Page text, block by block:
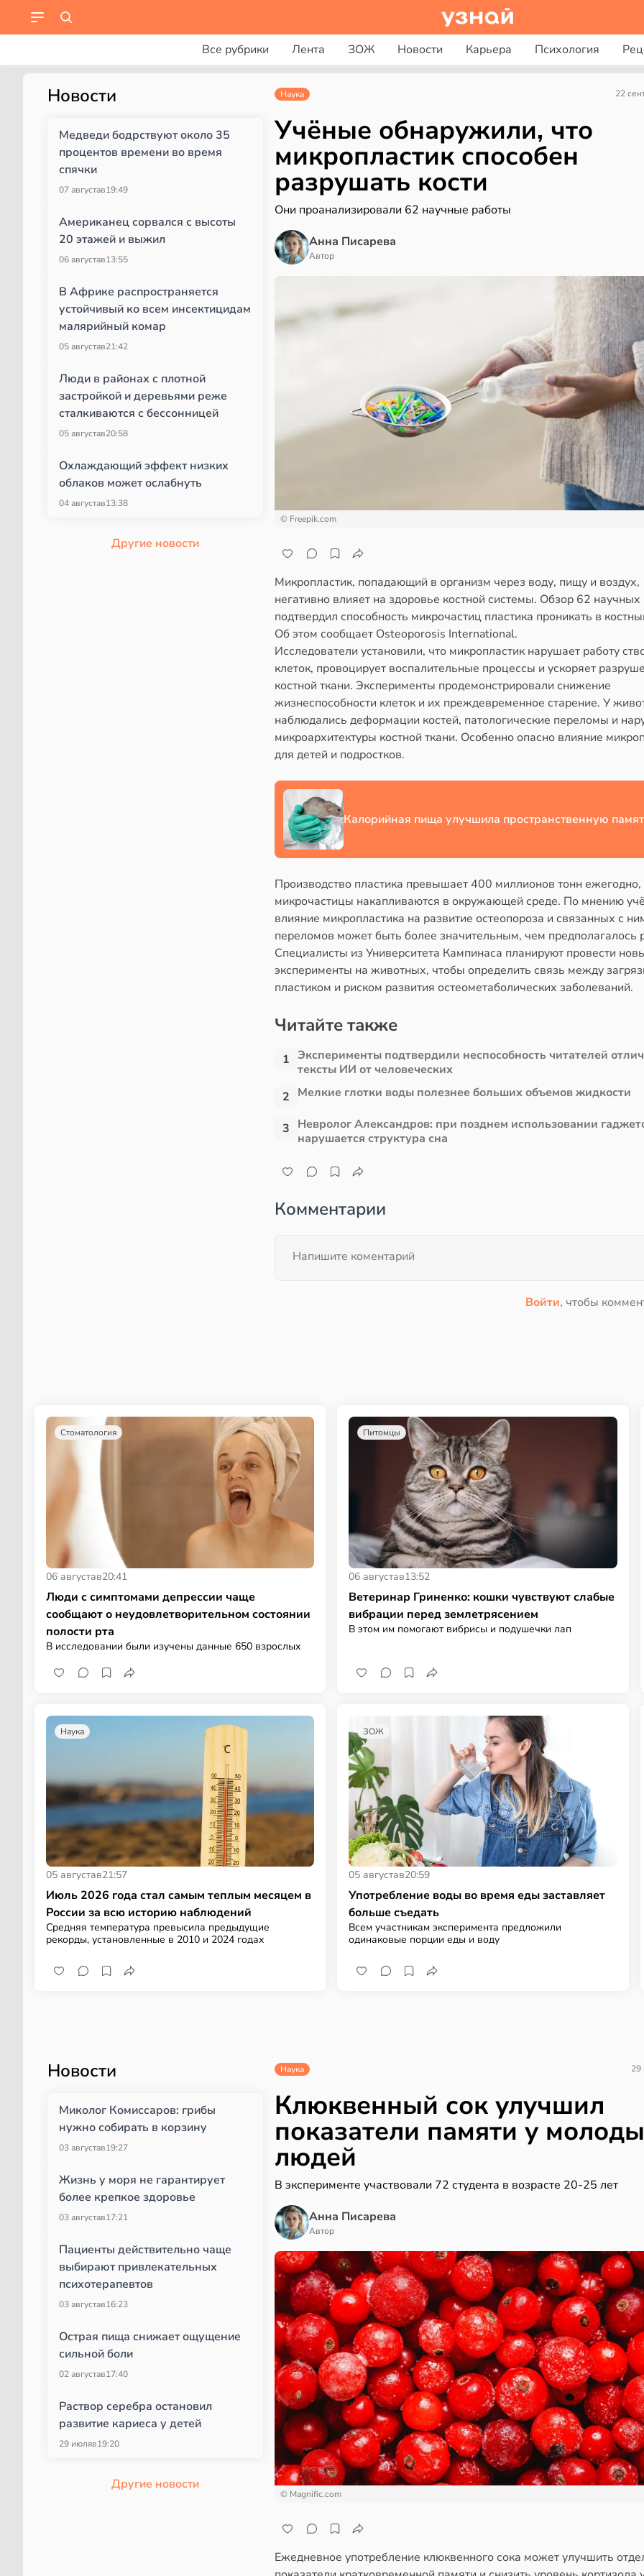
Все рубрики Лента ЗОЖ Новости Карьера Психология
Новости
Медведи бодрствуют около 35
процентов времени во время
спячки
07 августав19:49
Американец сорвался с высоты
20 этажей и выжил
06 августав13:55
В Африке распространяется
устойчивый ко всем инсектицидам
малярийный комар
05 августав21:42
Люди в районах с плотной
застройкой и деревьями реже
сталкиваются с бессонницей
05 августав20:58
Охлаждающий эффект низких
облаков может ослабнуть
04 августав13:38
Другие новости
Наука 22
Учёные обнаружили, что
микропластик способен
разрушать кости
Они проанализировали 62 научные работы
Анна Писарева
Автор
© Freepik.com
Микропластик, попадающий в организм через воду, пищу и воздух,
негативно влияет на здоровье костной системы. Обзор 62 научных
подтвердил способность микрочастиц пластика проникать в
Об этом сообщает Osteoporosis International.
Исследователи установили, что микропластик нарушает работу
клеток, провоцирует воспалительные процессы и ускоряет
костной ткани. Эксперименты продемонстрировали снижение
жизнеспособности клеток и их преждевременное старение. У
наблюдались деформации костей, патологические переломы и
микроархитектуры костной ткани. Особенно опасно влияние
для детей и подростков.
Калорийная пища улучшила пространственную
Производство пластика превышает 400 миллионов тонн ежегодно,
микрочастицы накапливаются в окружающей среде. По мнению
влияние микропластика на развитие остеопороза и связанных с
переломов может быть более значительным, чем предполагалось
Специалисты из Университета Кампинаса планируют провести
эксперименты на животных, чтобы определить связь между
пластиком и риском развития остеометаболических заболеваний.
Читайте также
1 Эксперименты подтвердили неспособность читателей
тексты ИИ от человеческих
2 Мелкие глотки воды полезнее больших объемов жидкости
3 Невролог Александров: при позднем использовании
нарушается структура сна
Комментарии
Войти, чтобы
Стоматология
06 августав20:41
Люди с симптомами депрессии чаще
сообщают о неудовлетворительном состоянии
полости рта
В исследовании были изучены данные 650 взрослых
Питомцы
06 августав13:52
Ветеринар Гриненко: кошки чувствуют слабые
вибрации перед землетрясением
В этом им помогают вибрисы и подушечки лап
Наука
05 августав21:57
Июль 2026 года стал самым теплым месяцем в
России за всю историю наблюдений
Средняя температура превысила предыдущие
рекорды, установленные в 2010 и 2024 годах
ЗОЖ
05 августав20:59
Употребление воды во время еды заставляет
больше съедать
Всем участникам эксперимента предложили
одинаковые порции еды и воду
Новости
Миколог Комиссаров: грибы
нужно собирать в корзину
03 августав19:27
Жизнь у моря не гарантирует
более крепкое здоровье
03 августав17:21
Пациенты действительно чаще
выбирают привлекательных
психотерапевтов
03 августав16:23
Острая пища снижает ощущение
сильной боли
02 августав17:40
Раствор серебра остановил
развитие кариеса у детей
29 июляв19:20
Другие новости
Наука 29
Клюквенный сок улучшил
показатели памяти у
людей
В эксперименте участвовали 72 студента в возрасте 20-25 лет
Анна Писарева
Автор
© Magnific.com
Ежедневное употребление клюквенного сока может улучшить